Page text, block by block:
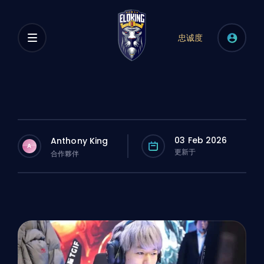
忠诚度
A Anthony King
合作夥伴
03 Feb 2026
更新于